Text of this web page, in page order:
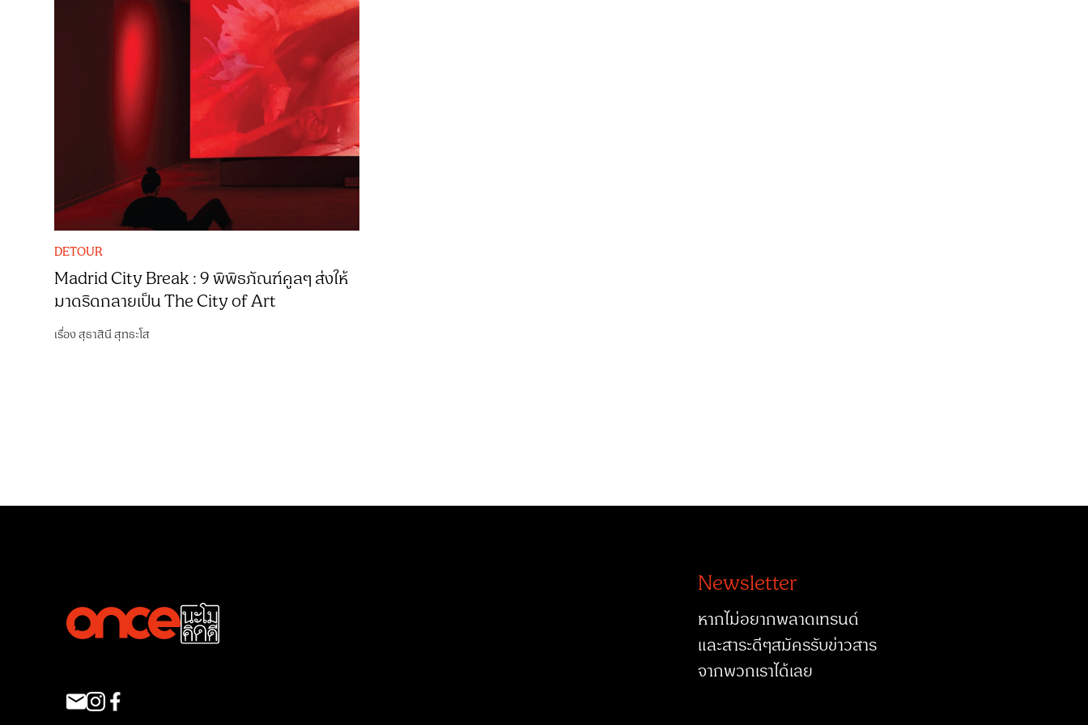
DETOUR
Madrid City Break : 9 พิพิธภัณฑ์คูลๆ ส่งให้
มาดริดกลายเป็น The City of Art
เรื่องสุธาสินี สุทธะโส
Newsletter
หากไม่อยากพลาดเทรนด์
และสาระดีๆสมัครรับข่าวสาร
จากพวกเราได้เลย